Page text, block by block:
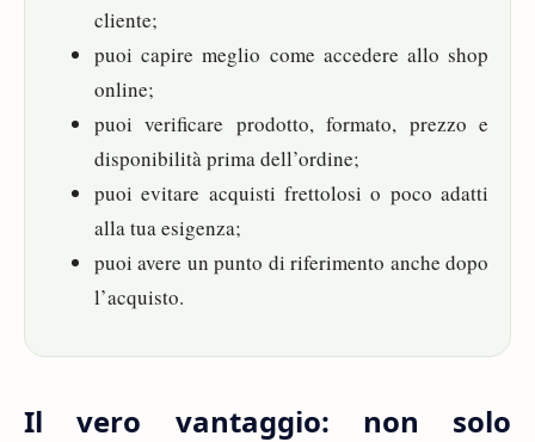
cliente;
puoi capire meglio come accedere allo shop
online;
puoi verificare prodotto, formato, prezzo e
disponibilità prima dell’ordine;
puoi evitare acquisti frettolosi o poco adatti
alla tua esigenza;
puoi avere un punto di riferimento anche dopo
l’acquisto.
Il vero vantaggio: non solo